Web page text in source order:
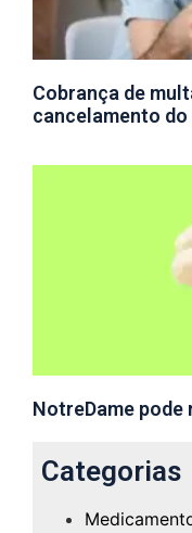
Cobrança de
cancelamento
NotreDame pode
Categorias